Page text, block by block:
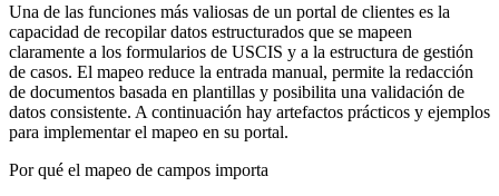
Una de las funciones más valiosas de un portal de clientes es la
capacidad de recopilar datos estructurados que se mapeen
claramente a los formularios de USCIS y a la estructura de gestión
de casos. El mapeo reduce la entrada manual, permite la redacción
de documentos basada en plantillas y posibilita una validación de
datos consistente. A continuación hay artefactos prácticos y ejemplos
para implementar el mapeo en su portal.
Por qué el mapeo de campos importa